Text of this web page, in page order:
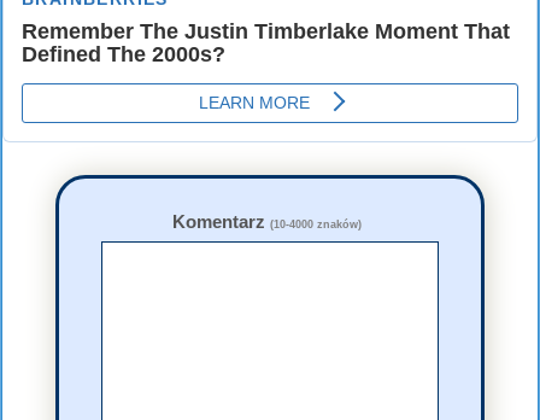
Komentarz (10-4000 znaków)